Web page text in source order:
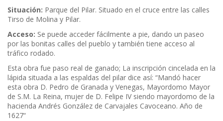
Situación: Parque del Pilar. Situado en el cruce entre las calles
Tirso de Molina y Pilar.
Acceso: Se puede acceder fácilmente a pie, dando un paseo
por las bonitas calles del pueblo y también tiene acceso al
tráfico rodado.
Esta obra fue paso real de ganado; La inscripción cincelada en la
lápida situada a las espaldas del pilar dice así: “Mandó hacer
esta obra D. Pedro de Granada y Venegas, Mayordomo Mayor
de S.M. La Reina, mujer de D. Felipe IV siendo mayordomo de la
hacienda Andrés González de Carvajales Cavoceano. Año de
1627“